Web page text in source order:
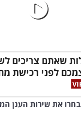
שאתם צריכים
לפני רכישת